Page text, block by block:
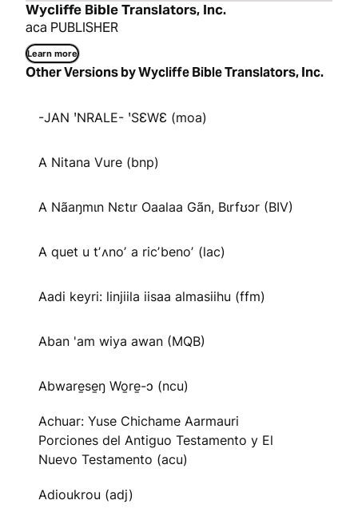
Wycliffe Bible Translators, Inc.
aca PUBLISHER
Learn more
Other Versions by Wycliffe Bible Translators, Inc.
-JAN ꞌNRALE- ꞌSƐWƐ (moa)
A Nitana Vure (bnp)
A Nãaŋmɩn Nɛtɩr Oaalaa Gãn, Bɩrfʊɔr (BIV)
A quet u tʼʌnoʼ a ricʼbenoʼ (lac)
Aadi keyri: linjiila iisaa almasiihu (ffm)
Aban 'am wiya awan (MQB)
Abware̱se̱ŋ Wo̱re̱-ɔ (ncu)
Achuar: Yuse Chichame Aarmauri
Porciones del Antiguo Testamento y El
Nuevo Testamento (acu)
Adioukrou (adj)